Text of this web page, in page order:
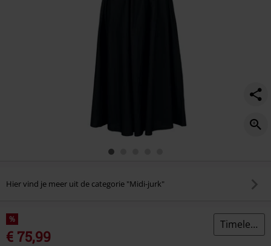
Hier vind je meer uit de categorie "Midi-jurk"
%
€ 75,99
Timeless London